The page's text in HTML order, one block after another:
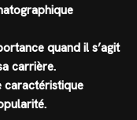
quand il s’agit
carrière.
caractéristique